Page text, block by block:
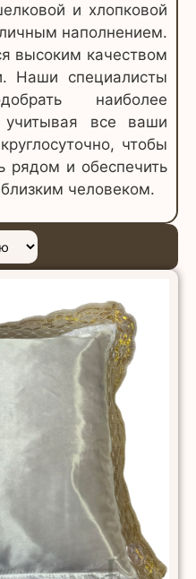
и хлопковой
наполнением.
высоким качеством
Наши специалисты
наиболее
учитывая все ваши
чтобы
рядом и обеспечить
человеком.